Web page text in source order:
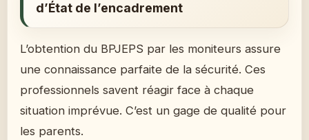
d’État de l’encadrement
L’obtention du BPJEPS par les moniteurs assure
une connaissance parfaite de la sécurité. Ces
professionnels savent réagir face à chaque
situation imprévue. C’est un gage de qualité pour
les parents.